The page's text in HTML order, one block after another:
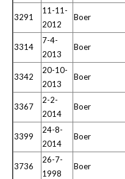
3291
11-11-
2012
Boer
3314
7-4-
2013
Boer
3342
20-10-
2013
Boer
3367
2-2-
2014
Boer
3399
24-8-
2014
Boer
3736
26-7-
1998
Boer